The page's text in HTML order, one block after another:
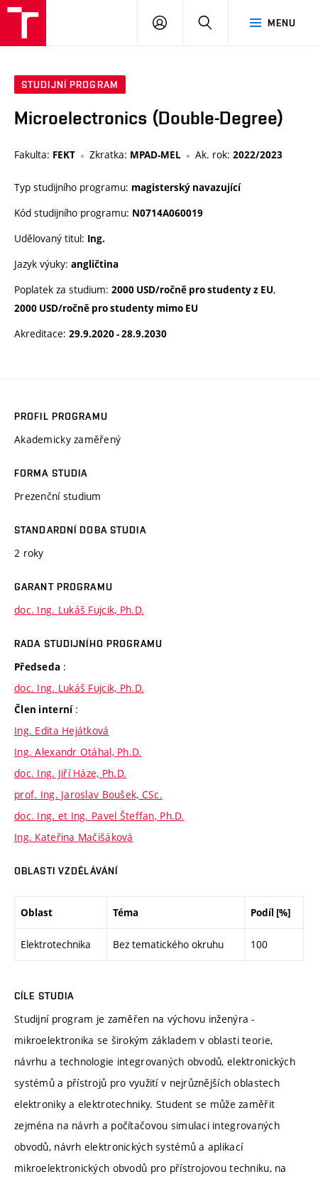
MENU
PŘIHLÁSIT
STUDIJNÍ PROGRAM
Microelectronics (Double-Degree)
Fakulta: FEKT Zkratka: MPAD-MEL Ak. rok: 2022/2023
Typ studijního programu: magisterský navazující
Kód studijního programu: N0714A060019
Udělovaný titul: Ing.
Jazyk výuky: angličtina
Poplatek za studium: 2000 USD/ročně pro studenty z EU,
2000 USD/ročně pro studenty mimo EU
Akreditace: 29.9.2020 - 28.9.2030
PROFIL PROGRAMU
Akademicky zaměřený
FORMA STUDIA
Prezenční studium
STANDARDNÍ DOBA STUDIA
2 roky
GARANT PROGRAMU
doc. Ing. Lukáš Fujcik, Ph.D.
RADA STUDIJNÍHO PROGRAMU
Předseda :
doc. Ing. Lukáš Fujcik, Ph.D.
Člen interní :
Ing. Edita Hejátková
Ing. Alexandr Otáhal, Ph.D.
doc. Ing. Jiří Háze, Ph.D.
prof. Ing. Jaroslav Boušek, CSc.
doc. Ing. et Ing. Pavel Šteffan, Ph.D.
Ing. Kateřina Mačišáková
OBLASTI VZDĚLÁVÁNÍ
Oblast Téma Podíl [%]
Elektrotechnika Bez tematického okruhu 100
CÍLE STUDIA
Studijní program je zaměřen na výchovu inženýra -
mikroelektronika se širokým základem v oblasti teorie,
návrhu a technologie integrovaných obvodů, elektronických
systémů a přístrojů pro využití v nejrůznějších oblastech
elektroniky a elektrotechniky. Student se může zaměřit
zejména na návrh a počítačovou simulaci integrovaných
obvodů, návrh elektronických systémů a aplikací
mikroelektronických obvodů pro přístrojovou techniku, na